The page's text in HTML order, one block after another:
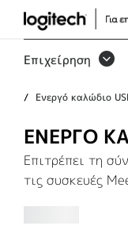
ΕΝΕΡΓΌ
ΚΑΛΏΔΙΟ
USB
Επιχείρηση
Ενεργό καλώδιο
ΕΝΕΡΓΌ
Επιτρέπει τη
τις συσκευές